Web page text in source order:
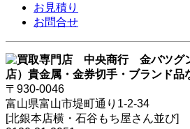
お見積り
お問合せ
〒930-0046
富山県富山市堤町通り1-2-34
[北銀本店横・石谷もち屋さん並び]